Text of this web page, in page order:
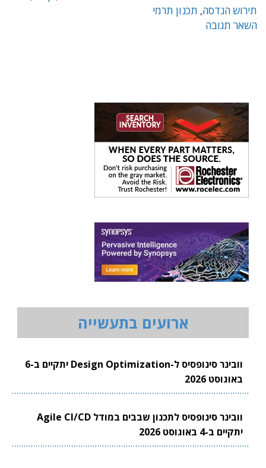
תירוש הנדסה, תכנון תרמי
השאר תגובה
ארועים בתעשייה
וובינר סינופסיס ל-Design Optimization יתקיים ב-6
באוגוסט 2026
וובינר סינופסיס לתכנון שבבים במודל Agile CI/CD
יתקיים ב-4 באוגוסט 2026